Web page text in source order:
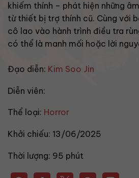
khiếm thính – phát hiện những
từ thiết bị trợ thính cũ. Cùng với
cô lao vào hành trình điều tra
có thể là manh mối hoặc lời
Đạo diễn: Kim Soo Jin
Diễn viên:
Thể loại: Horror
Khởi chiếu: 13/06/2025
Thời lượng: 95 phút